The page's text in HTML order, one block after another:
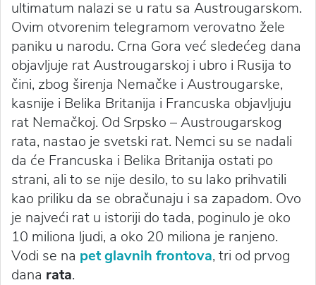
ultimatum nalazi se u ratu sa Austrougarskom.
Ovim otvorenim telegramom verovatno žele
paniku u narodu. Crna Gora već sledećeg dana
objavljuje rat Austrougarskoj i ubro i Rusija to
čini, zbog širenja Nemačke i Austrougarske,
kasnije i Belika Britanija i Francuska objavljuju
rat Nemačkoj. Od Srpsko – Austrougarskog
rata, nastao je svetski rat. Nemci su se nadali
da će Francuska i Belika Britanija ostati po
strani, ali to se nije desilo, to su lako prihvatili
kao priliku da se obračunaju i sa zapadom. Ovo
je najveći rat u istoriji do tada, poginulo je oko
10 miliona ljudi, a oko 20 miliona je ranjeno.
Vodi se na pet glavnih frontova, tri od prvog
dana rata.